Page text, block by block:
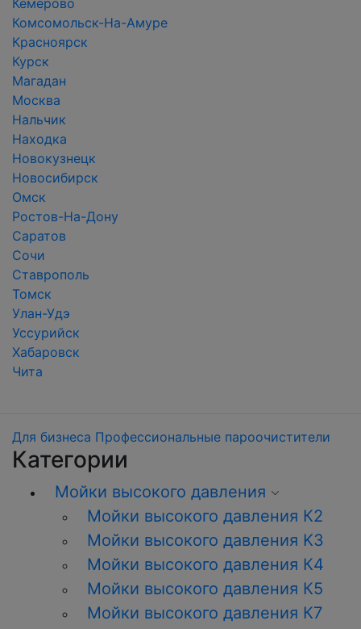
Кемерово
Комсомольск-На-Амуре
Красноярск
Курск
Магадан
Москва
Нальчик
Находка
Новокузнецк
Новосибирск
Омск
Ростов-На-Дону
Саратов
Сочи
Ставрополь
Томск
Улан-Удэ
Уссурийск
Хабаровск
Чита
Для бизнеса Профессиональные пароочистители
Категории
Мойки высокого давления
Мойки высокого давления К2
Мойки высокого давления K3
Мойки высокого давления К4
Мойки высокого давления К5
Мойки высокого давления К7